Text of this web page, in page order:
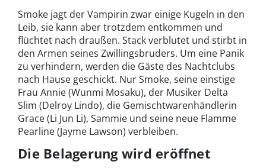
Smoke jagt der Vampirin zwar einige Kugeln in den
Leib, sie kann aber trotzdem entkommen und
flüchtet nach draußen. Stack verblutet und stirbt in
den Armen seines Zwillingsbruders. Um eine Panik
zu verhindern, werden die Gäste des Nachtclubs
nach Hause geschickt. Nur Smoke, seine einstige
Frau Annie (Wunmi Mosaku), der Musiker Delta
Slim (Delroy Lindo), die Gemischtwarenhändlerin
Grace (Li Jun Li), Sammie und seine neue Flamme
Pearline (Jayme Lawson) verbleiben.
Die Belagerung wird eröffnet